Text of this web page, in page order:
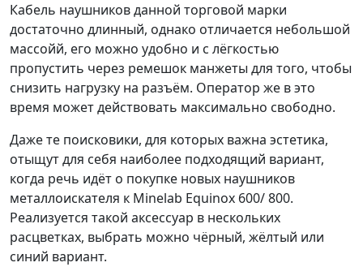
Кабель наушников данной торговой марки
достаточно длинный, однако отличается небольшой
массойй, его можно удобно и с лёгкостью
пропустить через ремешок манжеты для того, чтобы
снизить нагрузку на разъём. Оператор же в это
время может действовать максимально свободно.
Даже те поисковики, для которых важна эстетика,
отыщут для себя наиболее подходящий вариант,
когда речь идёт о покупке новых наушников
металлоискателя к Minelab Equinox 600/ 800.
Реализуется такой аксессуар в нескольких
расцветках, выбрать можно чёрный, жёлтый или
синий вариант.